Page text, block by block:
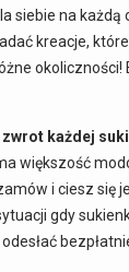
siebie na każdą
kreacje,
okoliczności!
zwrot każdej
większość
i ciesz się
gdy